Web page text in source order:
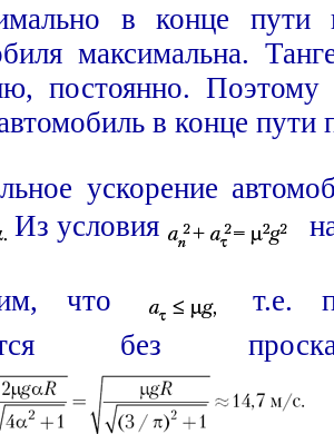
в конце пути
максимальна.
постоянно. Поэтому
в конце пути
ускорение
Из условия
что
т.е.
без